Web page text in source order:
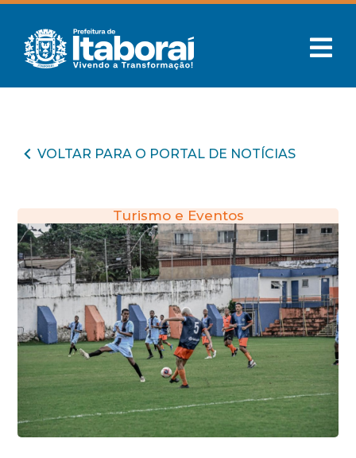
VOLTAR PARA O PORTAL DE NOTÍCIAS
Turismo e Eventos